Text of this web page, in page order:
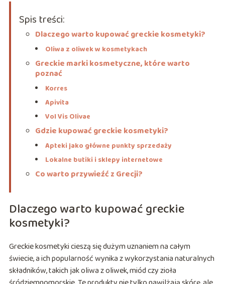
Spis treści:
Dlaczego warto kupować greckie kosmetyki?
Oliwa z oliwek w kosmetykach
Greckie marki kosmetyczne, które warto
poznać
Korres
Apivita
Vol Vis Olivae
Gdzie kupować greckie kosmetyki?
Apteki jako główne punkty sprzedaży
Lokalne butiki i sklepy internetowe
Co warto przywieźć z Grecji?
Dlaczego warto kupować greckie
kosmetyki?
Greckie kosmetyki cieszą się dużym uznaniem na całym
świecie, a ich popularność wynika z wykorzystania naturalnych
składników, takich jak oliwa z oliwek, miód czy zioła